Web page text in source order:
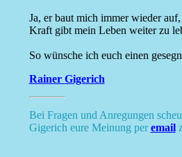
Ja, er baut mich immer wieder
Kraft gibt mein Leben weiter zu
So wünsche ich euch einen
Rainer Gigerich
Bei Fragen und Anregungen
Gigerich eure Meinung peremail